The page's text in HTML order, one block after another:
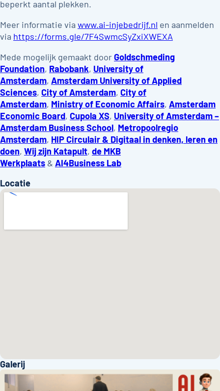
beperkt aantal plekken.
Meer informatie via www.ai-injebedrijf.nl en aanmelden
via https://forms.gle/7F4SwmcSyZxiXWEXA
Mede mogelijk gemaakt doorGoldschmeding
Foundation, Rabobank, University of
Amsterdam, Amsterdam University of Applied
Sciences, City of Amsterdam, City of
Amsterdam, Ministry of Economic Affairs, Amsterdam
Economic Board, Cupola XS, University of Amsterdam –
Amsterdam Business School, Metropoolregio
Amsterdam, HIP Circulair & Digitaal in denken, leren en
doen, Wij zijn Katapult, de MKB
Werkplaats & AI4Business Lab
Locatie
Galerij